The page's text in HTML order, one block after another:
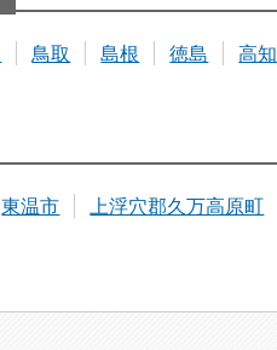
鳥取 島根 徳島 高知
東温市 上浮穴郡久万高原町